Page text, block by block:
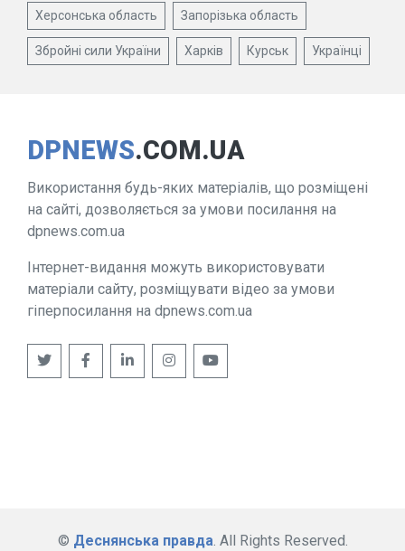
Херсонська область Запорізька область
Збройні сили України Харків Курськ Українці
DPNEWS.COM.UA
Використання будь-яких матеріалів, що розміщені
на сайті, дозволяється за умови посилання на
dpnews.com.ua
Інтернет-видання можуть використовувати
матеріали сайту, розміщувати відео за умови
гіперпосилання на dpnews.com.ua
© Деснянська правда . All Rights Reserved.